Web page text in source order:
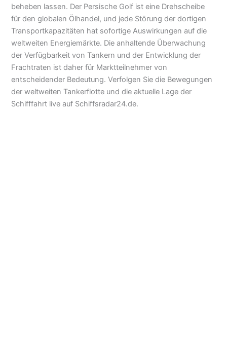
beheben lassen. Der Persische Golf ist eine Drehscheibe
für den globalen Ölhandel, und jede Störung der dortigen
Transportkapazitäten hat sofortige Auswirkungen auf die
weltweiten Energiemärkte. Die anhaltende Überwachung
der Verfügbarkeit von Tankern und der Entwicklung der
Frachtraten ist daher für Marktteilnehmer von
entscheidender Bedeutung. Verfolgen Sie die Bewegungen
der weltweiten Tankerflotte und die aktuelle Lage der
Schifffahrt live auf Schiffsradar24.de.